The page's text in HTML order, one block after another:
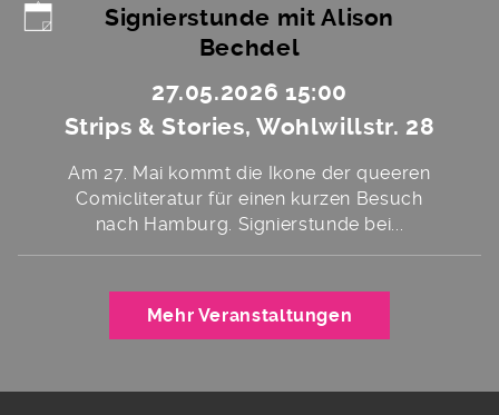
Signierstunde mit Alison
Bechdel
27.05.2026 15:00
Strips & Stories, Wohlwillstr. 28
Am 27. Mai kommt die Ikone der queeren
Comicliteratur für einen kurzen Besuch
nach Hamburg. Signierstunde bei...
Mehr Veranstaltungen